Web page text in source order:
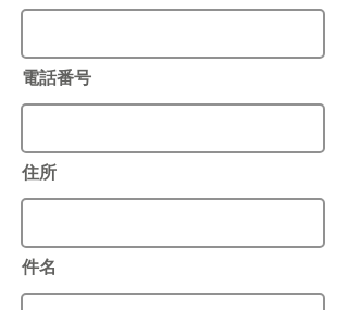
電話番号
住所
件名